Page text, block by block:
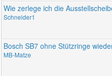
Wie zerlege ich die
Schneider1
Bosch SB7 ohne Stützringe
MB-Matze